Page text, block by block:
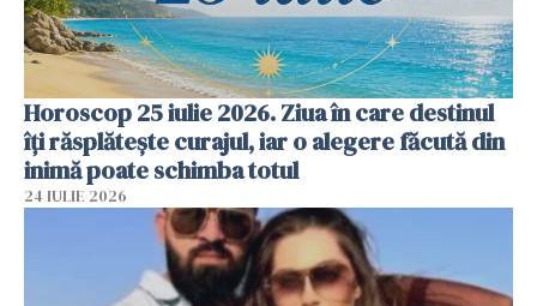
Horoscop 25 iulie 2026. Ziua în care destinul
îți răsplătește curajul, iar o alegere făcută din
inimă poate schimba totul
24 IULIE 2026